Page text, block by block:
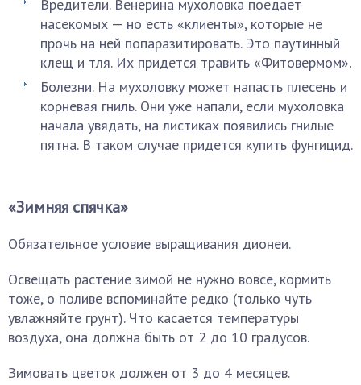
Вредители. Венерина мухоловка поедает
насекомых — но есть «клиенты», которые не
прочь на ней попаразитировать. Это паутинный
клещ и тля. Их придется травить «Фитовермом».
Болезни. На мухоловку может напасть плесень и
корневая гниль. Они уже напали, если мухоловка
начала увядать, на листиках появились гнилые
пятна. В таком случае придется купить фунгицид.
«Зимняя спячка»
Обязательное условие выращивания дионеи.
Освещать растение зимой не нужно вовсе, кормить
тоже, о поливе вспоминайте редко (только чуть
увлажняйте грунт). Что касается температуры
воздуха, она должна быть от 2 до 10 градусов.
Зимовать цветок должен от 3 до 4 месяцев.